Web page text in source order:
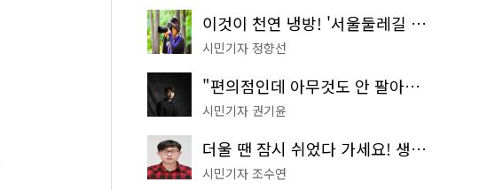
이것이 천연 냉방! '서울둘레길 9코스'로 숲속 피서 떠나볼까
시민기자 정향선
"편의점인데 아무것도 안 팔아요" 서울에서 가장 특별한 편의점의 정체
시민기자 권기윤
더울 땐 잠시 쉬었다 가세요! 생수 냉장고부터 해피소·무더위쉼터까지
시민기자 조수연